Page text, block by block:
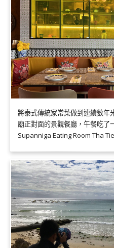
將泰式傳統家常菜做到連續數年
廟正對面的景觀餐廳，午餐吃了
Supanniga Eating Room Tha